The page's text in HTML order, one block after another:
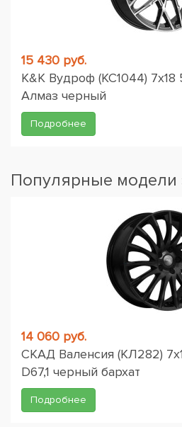
15 430 руб.
K&K Вудроф (КС1044) 7x18
Алмаз черный
Подробнее
Популярные модели
14 060 руб.
СКАД Валенсия (КЛ282)
D67,1 черный бархат
Подробнее